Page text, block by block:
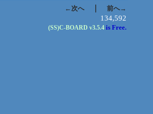
←次へ｜ 前へ→
134,592
(SS)C-BOARD v3.5.4 is Free.